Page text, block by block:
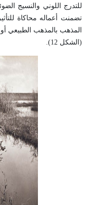
للتدرج اللوني والنسيج
تضمنت أعماله محاكاة
(الشكل 12).